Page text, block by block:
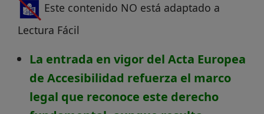
Este contenido NO está adaptado a
Lectura Fácil
La entrada en vigor del Acta Europea
de Accesibilidad refuerza el marco
legal que reconoce este derecho